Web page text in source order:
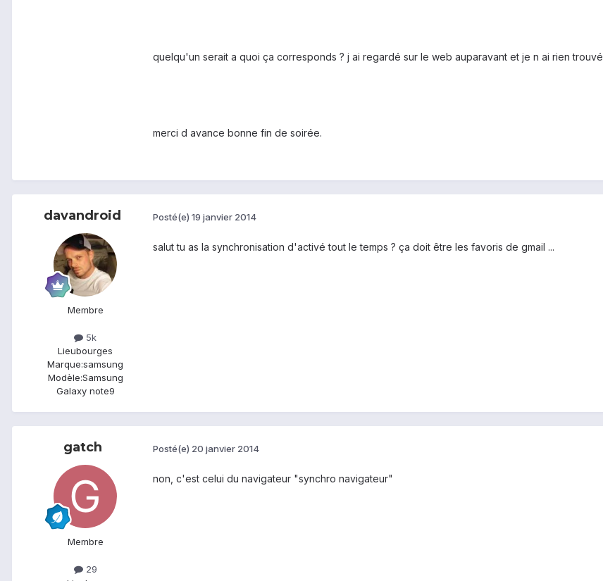
quelqu'un serait a quoi ça corresponds ? j ai regardé sur le web auparavant et je n ai rien trouvé
merci d avance bonne fin de soirée.
davandroid
Membre
5k
Lieubourges
Marque:samsung
Modèle:Samsung
Galaxy note9
Posté(e) 19 janvier 2014
salut tu as la synchronisation d'activé tout le temps ? ça doit être les favoris de gmail ...
gatch
Membre
29
Posté(e) 20 janvier 2014
non, c'est celui du navigateur "synchro navigateur"